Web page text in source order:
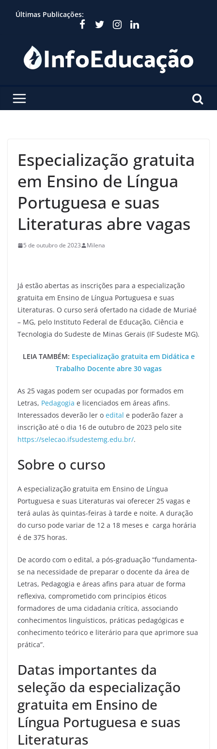
Últimas Publicações:
Especialização gratuita
em Ensino de Língua
Portuguesa e suas
Literaturas abre vagas
5 de outubro de 2023 Milena
Já estão abertas as inscrições para a especialização
gratuita em Ensino de Língua Portuguesa e suas
Literaturas. O curso será ofertado na cidade de Muriaé
– MG, pelo Instituto Federal de Educação, Ciência e
Tecnologia do Sudeste de Minas Gerais (IF Sudeste MG).
LEIA TAMBÉM: Especialização gratuita em Didática e
Trabalho Docente abre 30 vagas
As 25 vagas podem ser ocupadas por formados em
Letras, Pedagogia e licenciados em áreas afins.
Interessados deverão ler o edital e poderão fazer a
inscrição até o dia 16 de outubro de 2023 pelo site
https://selecao.ifsudestemg.edu.br/.
Sobre o curso
A especialização gratuita em Ensino de Língua
Portuguesa e suas Literaturas vai oferecer 25 vagas e
terá aulas às quintas-feiras à tarde e noite. A duração
do curso pode variar de 12 a 18 meses e carga horária
é de 375 horas.
De acordo com o edital, a pós-graduação “fundamenta-
se na necessidade de preparar o docente da área de
Letras, Pedagogia e áreas afins para atuar de forma
reflexiva, comprometido com princípios éticos
formadores de uma cidadania crítica, associando
conhecimentos linguísticos, práticas pedagógicas e
conhecimento teórico e literário para que aprimore sua
prática”.
Datas importantes da
seleção da especialização
gratuita em Ensino de
Língua Portuguesa e suas
Literaturas